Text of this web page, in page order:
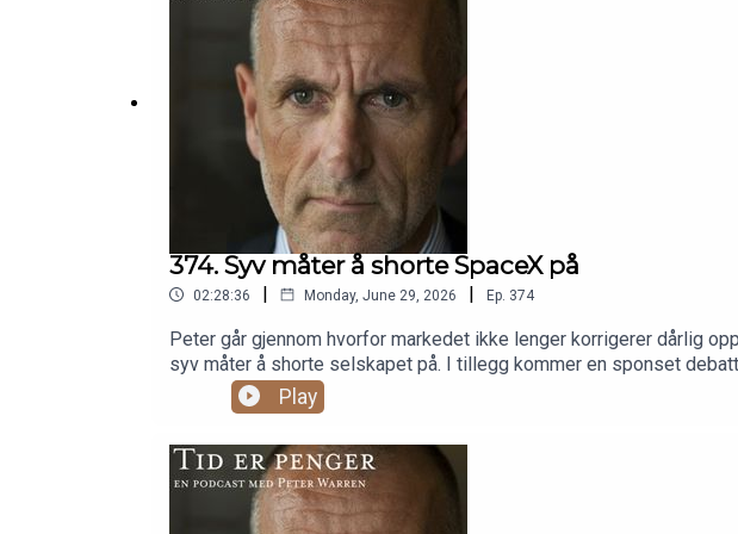
374. Syv måter å shorte SpaceX på
02:28:36 | Monday, June 29, 2026 | Ep. 374
Peter går gjennom hvorfor markedet ikke lenger korrigerer dårlig
syv måter å shorte selskapet på. I tillegg kommer en sponset
Play